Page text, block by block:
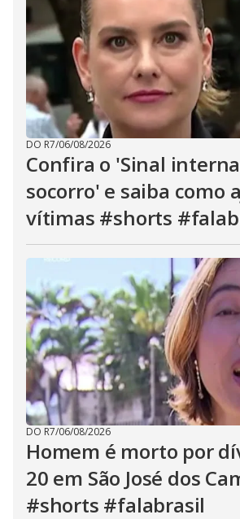
DO R7/06/08/2026
Confira o 'Sinal
socorro' e saiba como
vítimas #shorts
DO R7/06/08/2026
Homem é morto por
20 em São José dos
#shorts #falabrasil